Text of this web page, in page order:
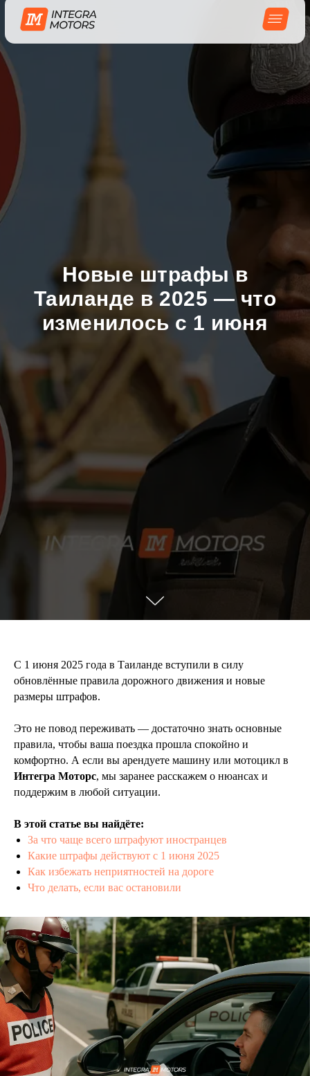
Новые штрафы в
Таиланде в 2025 — что
изменилось с 1 июня
С 1 июня 2025 года в Таиланде вступили в силу
обновлённые правила дорожного движения и новые
размеры штрафов.
Это не повод переживать — достаточно знать основные
правила, чтобы ваша поездка прошла спокойно и
комфортно. А если вы арендуете машину или мотоцикл в
Интегра Моторс, мы заранее расскажем о нюансах и
поддержим в любой ситуации.
В этой статье вы найдёте:
За что чаще всего штрафуют иностранцев
Какие штрафы действуют с 1 июня 2025
Как избежать неприятностей на дороге
Что делать, если вас остановили